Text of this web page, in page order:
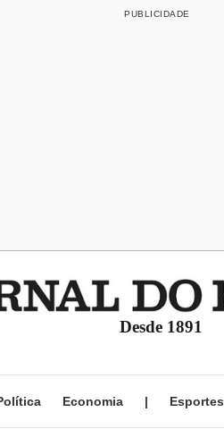
Desde 1891
Economia | Esportes